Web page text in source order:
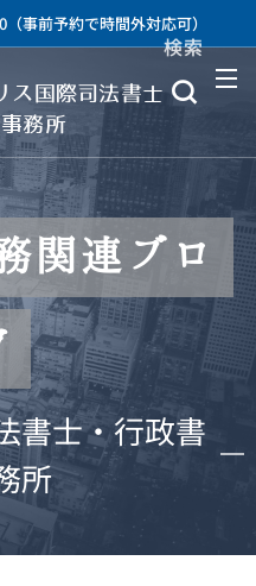
事前予約で時間外対応可）
国際司法書士・
務所
検索
関連ブロ
書士・行政書
所